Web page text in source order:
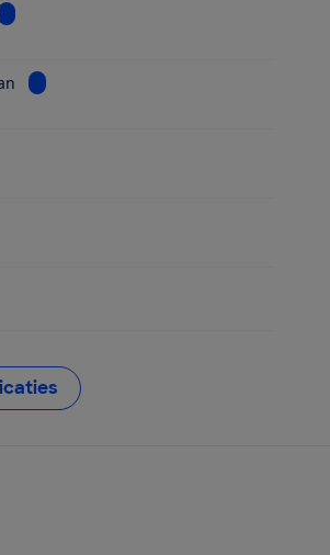
informatie voor Maximale inhoud
Bekijk informatie voor Materiaal
voor Vermogen
informatie voor Soort blender